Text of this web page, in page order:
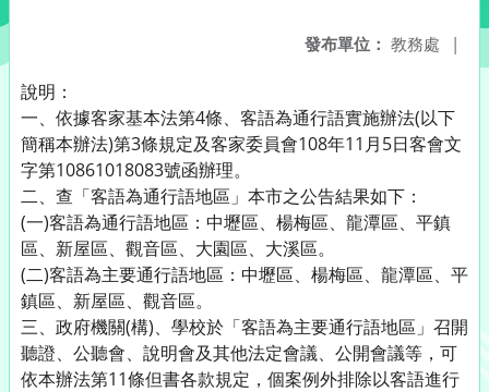
發布單位： 教務處 |
說明：
一、依據客家基本法第4條、客語為通行語實施辦法(以下
簡稱本辦法)第3條規定及客家委員會108年11月5日客會文
字第10861018083號函辦理。
二、查「客語為通行語地區」本市之公告結果如下：
(一)客語為通行語地區：中壢區、楊梅區、龍潭區、平鎮
區、新屋區、觀音區、大園區、大溪區。
(二)客語為主要通行語地區：中壢區、楊梅區、龍潭區、平
鎮區、新屋區、觀音區。
三、政府機關(構)、學校於「客語為主要通行語地區」召開
聽證、公聽會、說明會及其他法定會議、公開會議等，可
依本辦法第11條但書各款規定，個案例外排除以客語進行